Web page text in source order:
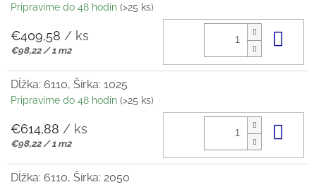
Pripravíme do 48 hodín (>25 ks)
€409,58 / ks
Jednotková
€98,22 / 1 m2
Dĺžka: 6110, Šírka: 1025
Pripravíme do 48 hodín (>25 ks)
€614,88 / ks
Jednotková
€98,22 / 1 m2
Dĺžka: 6110, Šírka: 2050